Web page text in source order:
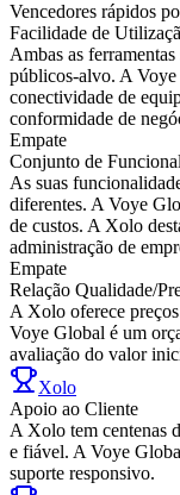
Vencedores rápidos
Facilidade de
Ambas as
públicos-alvo. A
conectividade de
conformidade de
Empate
Conjunto de
As suas
diferentes. A Voye
de custos. A Xolo
administração de
Empate
Relação Qualidade/
A Xolo oferece
Voye Global é um
avaliação do valor
Xolo
Apoio ao Cliente
A Xolo tem centenas
e fiável. A Voye
suporte responsivo.